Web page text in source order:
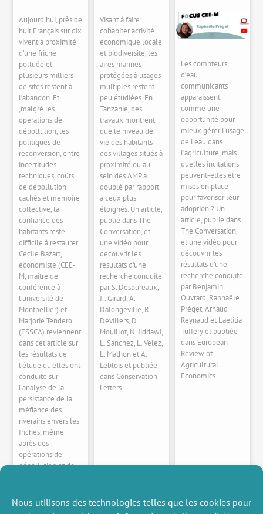
Nous utilisons des technologies telles que les cookies pour
Aujourd'hui, près de
huit Français sur dix
vivent à proximité
d’une friche
polluée et
plusieurs milliers
de sites restent à
l’abandon. Et
,malgré les
opérations de
dépollution, les
politiques de
reconversion, entre
incertitudes
techniques, coûts
de dépollution
cachés et mémoire
collective, la
confiance des
habitants reste
difficile à restaurer.
Cécile Bazart,
économiste (CEE-
M, maitre de
conférence à
l'université de
Montpellier) et
Marjorie Tendero
(ESSCA) reviennent
dans cet article sur
les résultats de
l'étude qu'elles ont
conduite sur
l'analyse de la
persistance de la
méfiance des
riverains envers les
friches, même
après des
opérations de
dépollution et de
Visant à faire
cohabiter activité
économique locale
et biodiversité, les
aires marines
protégées à usages
multiples restent
peu étudiées. En
Tanzanie, des
travaux montrent
que le niveau de
vie des habitants
des villages situés à
proximité ou au
sein des AMP a
doublé par rapport
à ceux plus
éloignés. Un article,
publié dans The
Conversation, et
une vidéo pour
découvrir les
résultats d'une
recherche conduite
par S. Desbureaux,
J.. Girard, A.
Dalongeville, R.
Devillers, D.
Mouillot, N. Jiddawi,
L. Sanchez, L. Velez,
L. Mathon et A.
Leblois et publiée
dans Conservation
Letters.
Les compteurs
d’eau
communicants
apparaissent
comme une
opportunité pour
mieux gérer l'usage
de l'eau dans
l’agriculture, mais
quelles incitations
peuvent-elles être
mises en place
pour favoriser leur
adoption ? Un
article, publié dans
The Conversation,
et une vidéo pour
découvrir les
résultats d'une
recherche conduite
par Benjamin
Ouvrard, Raphaële
Préget, Arnaud
Reynaud et Laetitia
Tuffery et publiée
dans European
Review of
Agricultural
Economics.